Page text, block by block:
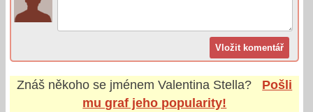
Znáš někoho se jménemValentina Stella?
Pošli
mu graf jeho popularity!